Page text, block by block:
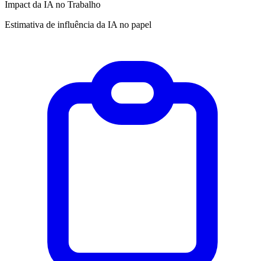
Impact da IA no Trabalho
Estimativa de influência da IA no papel